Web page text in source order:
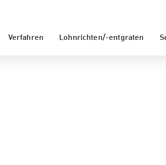
Verfahren Lohnrichten/-entgraten